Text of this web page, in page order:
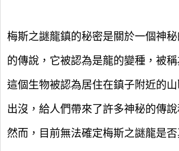
梅斯之謎龍鎮的秘密是關於一個神
的傳說，它被認為是龍的變種，被稱
這個生物被認為居住在鎮子附近的
出沒，給人們帶來了許多神秘的傳說
然而，目前無法確定梅斯之謎龍是